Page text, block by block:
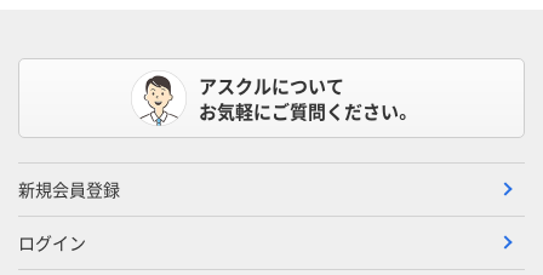
アスクルについて
お気軽にご質問ください。
新規会員登録
ログイン